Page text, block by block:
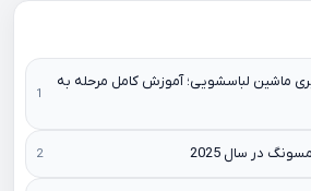
ماشین لباسشویی؛ آموزش کامل مرحله به
در سال 2025